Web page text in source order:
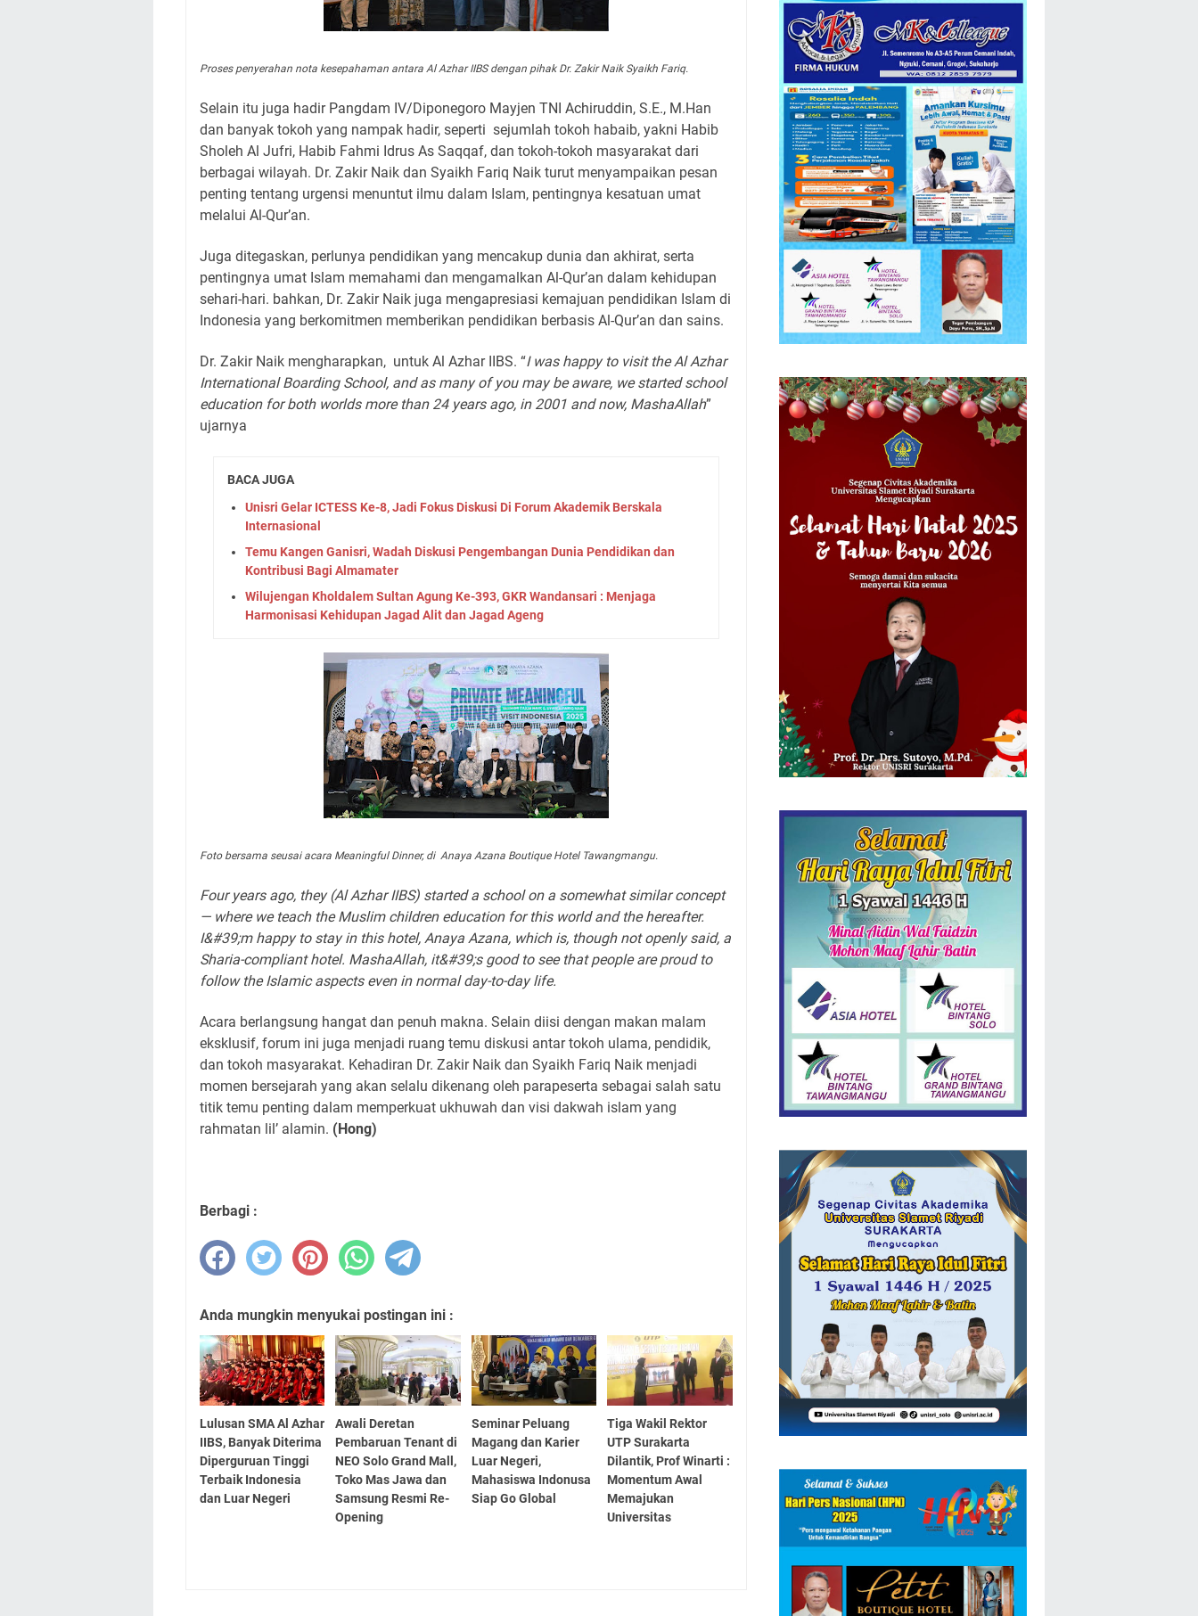
Proses penyerahan nota kesepahaman antara Al Azhar IIBS dengan pihak Dr. Zakir Naik Syaikh Fariq.
Selain itu juga hadir Pangdam IV/Diponegoro Mayjen TNI Achiruddin, S.E., M.Han
dan banyak tokoh yang nampak hadir, seperti sejumlah tokoh habaib, yakni Habib
Sholeh Al Jufri, Habib Fahmi Idrus As Saqqaf, dan tokoh-tokoh masyarakat dari
berbagai wilayah. Dr. Zakir Naik dan Syaikh Fariq Naik turut menyampaikan pesan
penting tentang urgensi menuntut ilmu dalam Islam, pentingnya kesatuan umat
melalui Al-Qur’an.
Juga ditegaskan, perlunya pendidikan yang mencakup dunia dan akhirat, serta
pentingnya umat Islam memahami dan mengamalkan Al-Qur’an dalam kehidupan
sehari-hari. bahkan, Dr. Zakir Naik juga mengapresiasi kemajuan pendidikan Islam di
Indonesia yang berkomitmen memberikan pendidikan berbasis Al-Qur’an dan sains.
Dr. Zakir Naik mengharapkan, untuk Al Azhar IIBS. “I was happy to visit the Al Azhar
International Boarding School, and as many of you may be aware, we started school
education for both worlds more than 24 years ago, in 2001 and now, MashaAllah”
ujarnya
BACA JUGA
Unisri Gelar ICTESS Ke-8, Jadi Fokus Diskusi Di Forum Akademik Berskala
Internasional
Temu Kangen Ganisri, Wadah Diskusi Pengembangan Dunia Pendidikan dan
Kontribusi Bagi Almamater
Wilujengan Kholdalem Sultan Agung Ke-393, GKR Wandansari : Menjaga
Harmonisasi Kehidupan Jagad Alit dan Jagad Ageng
Foto bersama seusai acara Meaningful Dinner, di Anaya Azana Boutique Hotel Tawangmangu.
Four years ago, they (Al Azhar IIBS) started a school on a somewhat similar concept
— where we teach the Muslim children education for this world and the hereafter.
I&#39;m happy to stay in this hotel, Anaya Azana, which is, though not openly said, a
Sharia-compliant hotel. MashaAllah, it&#39;s good to see that people are proud to
follow the Islamic aspects even in normal day-to-day life.
Acara berlangsung hangat dan penuh makna. Selain diisi dengan makan malam
eksklusif, forum ini juga menjadi ruang temu diskusi antar tokoh ulama, pendidik,
dan tokoh masyarakat. Kehadiran Dr. Zakir Naik dan Syaikh Fariq Naik menjadi
momen bersejarah yang akan selalu dikenang oleh parapeserta sebagai salah satu
titik temu penting dalam memperkuat ukhuwah dan visi dakwah islam yang
rahmatan lil’ alamin. (Hong)
Berbagi :
Anda mungkin menyukai postingan ini :
Lulusan SMA Al Azhar
IIBS, Banyak Diterima
Diperguruan Tinggi
Terbaik Indonesia
dan Luar Negeri
Awali Deretan
Pembaruan Tenant di
NEO Solo Grand Mall,
Toko Mas Jawa dan
Samsung Resmi Re-
Opening
Seminar Peluang
Magang dan Karier
Luar Negeri,
Mahasiswa Indonusa
Siap Go Global
Tiga Wakil Rektor
UTP Surakarta
Dilantik, Prof Winarti :
Momentum Awal
Memajukan
Universitas